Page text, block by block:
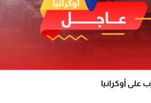
على أوكرانيا